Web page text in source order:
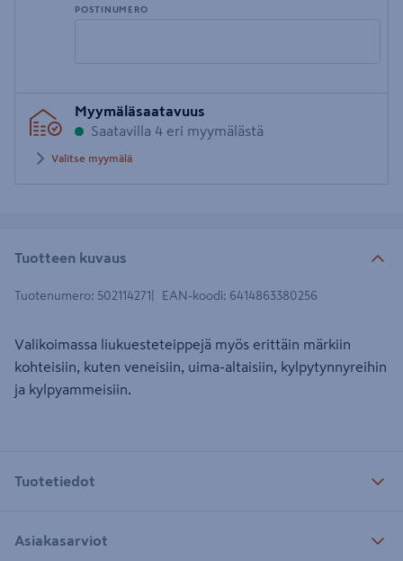
POSTINUMERO
postinumero
Myymäläsaatavuus
Saatavilla 4 eri myymälästä
Valitse myymälä
Tuotteen kuvaus
Tuotenumero: 502114271 EAN-koodi: 6414863380256
Valikoimassa liukuesteteippejä myös erittäin märkiin
kohteisiin, kuten veneisiin, uima-altaisiin, kylpytynnyreihin
ja kylpyammeisiin.
Tuotetiedot
Asiakasarviot